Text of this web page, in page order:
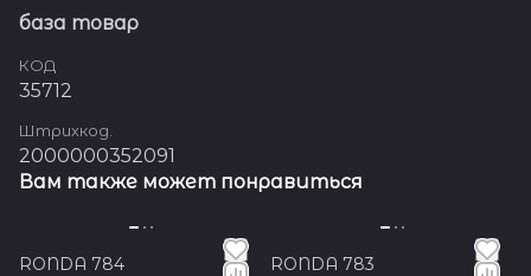
база товар
КОД
35712
Штрихкод.
2000000352091
Вам также может понравиться
RONDA 784 RONDA 783